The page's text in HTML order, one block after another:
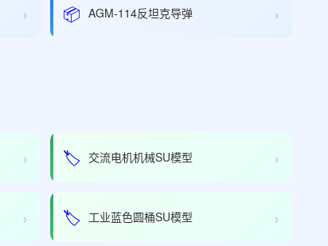
› 📦 AGM-114反坦克导弹 ›
› 🏷️ 交流电机机械SU模型 ›
› 🏷️ 工业蓝色圆桶SU模型 ›